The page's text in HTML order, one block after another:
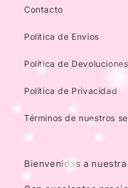
Contacto
Politica de Envios
Política de Devoluciones
Política de Privacidad
Términos de nuestros
Bienvenidos a